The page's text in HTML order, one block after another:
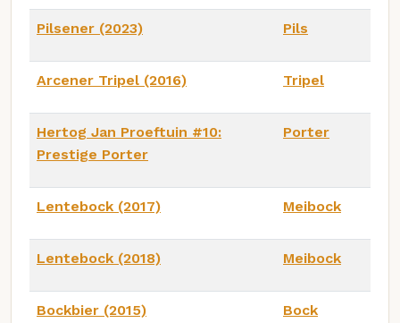
Pilsener (2023) Pils
Arcener Tripel (2016) Tripel
Hertog Jan Proeftuin #10:
Prestige Porter
Porter
Lentebock (2017) Meibock
Lentebock (2018) Meibock
Bockbier (2015) Bock